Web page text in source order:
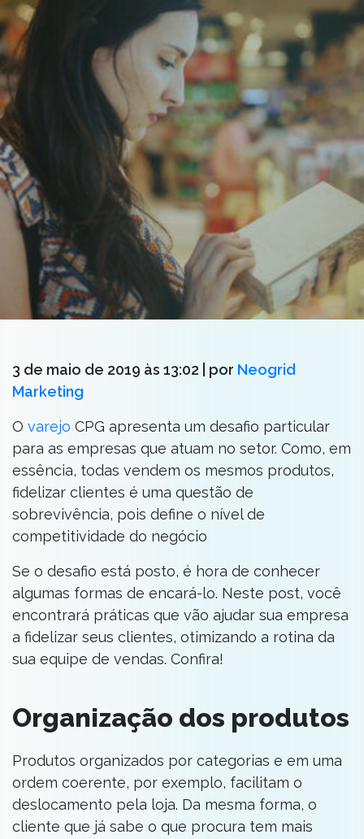
3 de maio de 2019 às 13:02 | por Neogrid
Marketing
O varejo CPG apresenta um desafio particular
para as empresas que atuam no setor. Como, em
essência, todas vendem os mesmos produtos,
fidelizar clientes é uma questão de
sobrevivência, pois define o nível de
competitividade do negócio
Se o desafio está posto, é hora de conhecer
algumas formas de encará-lo. Neste post, você
encontrará práticas que vão ajudar sua empresa
a fidelizar seus clientes, otimizando a rotina da
sua equipe de vendas. Confira!
Organização dos produtos
Produtos organizados por categorias e em uma
ordem coerente, por exemplo, facilitam o
deslocamento pela loja. Da mesma forma, o
cliente que já sabe o que procura tem mais